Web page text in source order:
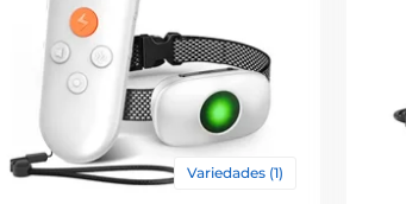
Variedades (1)